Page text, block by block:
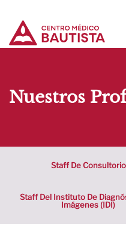
Nuestros
Staff De Consultorio
Staff Del Instituto De
Imágenes (IDI)